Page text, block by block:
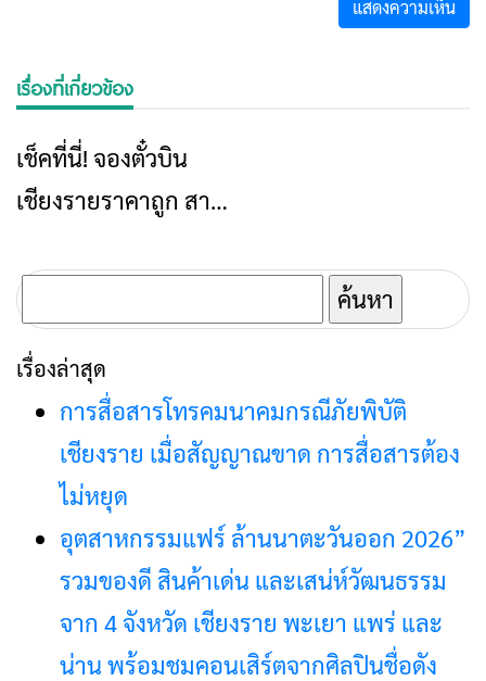
เรื่องที่เกี่ยวข้อง
ข่าวเชียงราย
เช็คที่นี่! จองตั๋วบิน
เชียงรายราคาถูก สาย
คลายล็อกดาวน์
ค้นหา
สำหรับ:
เรื่องล่าสุด
การสื่อสารโทรคมนาคมกรณีภัยพิบัติ
เชียงราย เมื่อสัญญาณขาด การสื่อสารต้อง
ไม่หยุด
อุตสาหกรรมแฟร์ ล้านนาตะวันออก 2026”
รวมของดี สินค้าเด่น และเสน่ห์วัฒนธรรม
จาก 4 จังหวัด เชียงราย พะเยา แพร่ และ
น่าน พร้อมชมคอนเสิร์ตจากศิลปินชื่อดัง